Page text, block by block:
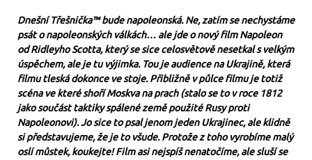
Dnešní Třešnička™ bude napoleonská. Ne, zatím se nechystáme
psát o napoleonských válkách… ale jde o nový film Napoleon
od Ridleyho Scotta, který se sice celosvětově nesetkal s velkým
úspěchem, ale je tu výjimka. Tou je audience na Ukrajině, která
filmu tleská dokonce ve stoje. Přibližně v půlce filmu je totiž
scéna ve které shoří Moskva na prach (stalo se to v roce 1812
jako součást taktiky spálené země použité Rusy proti
Napoleonovi). Jo sice to psal jenom jeden Ukrajinec, ale klidně
si představujeme, že je to všude. Protože z toho vyrobíme malý
oslí můstek, koukejte! Film asi nejspíš nenatočíme, ale sluší se